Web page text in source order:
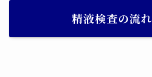
精液検査の流れ